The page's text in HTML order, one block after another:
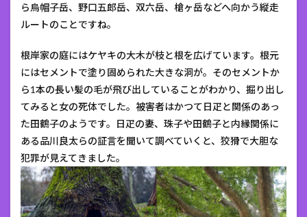
ら烏帽子岳、野口五郎岳、双六岳、槍ヶ岳などへ向かう縦走
ルートのことですね。
根岸家の庭にはケヤキの大木が枝と根を広げています。根元
にはセメントで塗り固められた大きな洞が。そのセメントか
ら1本の長い髪の毛が飛び出していることがわかり、掘り出し
てみると女の死体でした。被害者はかつて日疋と関係のあっ
た田鶴子のようです。日疋の妻、珠子や田鶴子と内縁関係に
ある品川良太らの証言を聞いて調べていくと、狡猾で大胆な
犯罪が見えてきました。